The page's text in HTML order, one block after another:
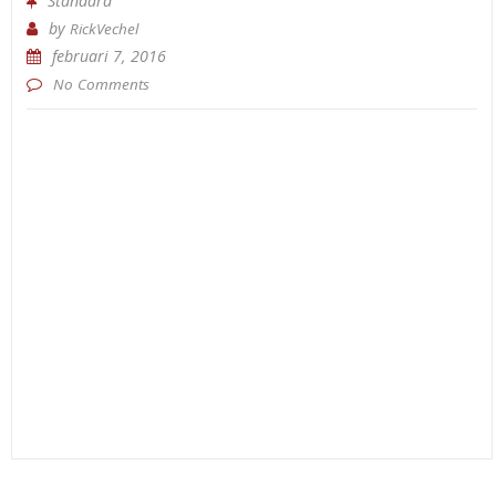
by RickVechel
februari 7, 2016
No Comments